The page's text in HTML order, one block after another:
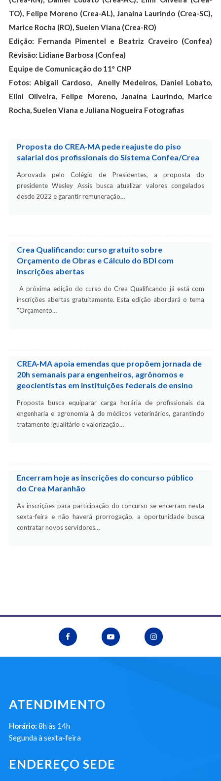
TO), Felipe Moreno (Crea-AL), Janaína Laurindo (Crea-SC),
Marice Rocha (RO), Suelen Viana (Crea-RO)
Edição: Fernanda Pimentel e Beatriz Craveiro (Confea)
Revisão: Lidiane Barbosa (Confea)
Equipe de Comunicação do 11º CNP
Fotos: Abigail Cardoso, Anelly Medeiros, Daniel Lobato,
Elini Oliveira, Felipe Moreno, Janaína Laurindo, Marice
Rocha, Suelen Viana e Juliana Nogueira Fotografias
Proposta do CREA-MA pede reajuste do piso
salarial dos profissionais do Sistema Confea/Crea
Aprovada pelo Colégio de Presidentes, a proposta do
presidente Wesley Assis busca atualizar valores congelados
desde 2022 e garantir remuneração…
Crea Qualificando: curso gratuito sobre
Orçamento de Obras e Cálculo do BDI com
inscrições abertas
A próxima edição do curso do Crea Qualificando já está com
inscrições abertas gratuitamente. Esta edição abordará o tema
“Orçamento…
CREA-MA apoia emendas que propõem jornada de
20h semanais para engenheiros, agrônomos e
geocientistas em instituições federais de ensino
Proposta busca equiparar carga horária de profissionais da
engenharia e agronomia à de médicos veterinários, garantindo
tratamento igualitário e valorização…
Encerram hoje as inscrições do concurso público
do Crea Maranhão
As inscrições para participação do concurso se encerram nesta
sexta-feira e não haverá prorrogação, a oportunidade busca
contratar novos servidores…
ATENDIMENTO
Horário: 8h às 14h
Segunda à sexta-feira
ENDEREÇO SEDE